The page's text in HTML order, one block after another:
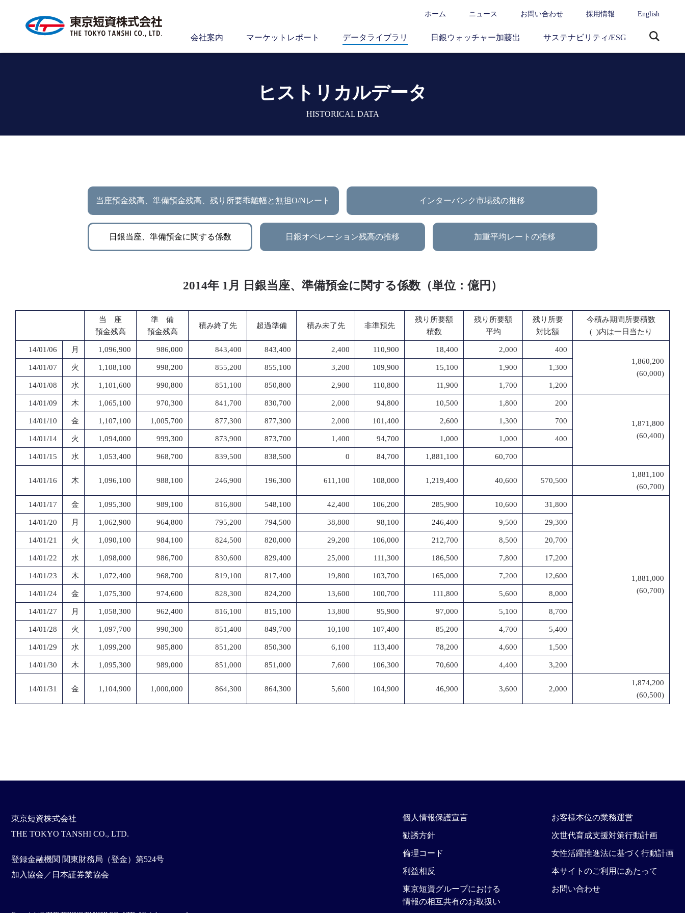
ホーム ニュース お問い合わせ 採用情報 English
会社案内 マーケットレポート データライブラリ 日銀ウォッチャー加藤出 サステナビリティ/ESG
ヒストリカルデータ
HISTORICAL DATA
当座預金残高、準備預金残高、残り所要乖離幅と無担O/Nレート インターバンク市場残の推移
日銀当座、準備預金に関する係数 日銀オペレーション残高の推移 加重平均レートの推移
2014年 1月 日銀当座、準備預金に関する係数（単位：億円）
当 座
預金残高
準 備
預金残高
積み終了先 超過準備 積み未了先 非準預先
残り所要額
積数
残り所要額
平均
残り所要
対比額
今積み期間所要積数
( )内は一日当たり
14/01/06 月 1,096,900 986,000 843,400 843,400 2,400 110,900 18,400 2,000
400
1,860,200
(60,000)
14/01/07 火 1,108,100 998,200 855,200 855,100 3,200 109,900 15,100 1,900 1,300
14/01/08 水 1,101,600 990,800 851,100 850,800 2,900 110,800 11,900 1,700 1,200
14/01/09 木 1,065,100 970,300 841,700 830,700 2,000 94,800 10,500 1,800 200
1,871,800
(60,400)
14/01/10 金 1,107,100 1,005,700 877,300 877,300 2,000 101,400 2,600 1,300 700
14/01/14 火 1,094,000 999,300 873,900 873,700 1,400 94,700 1,000 1,000 400
14/01/15 水 1,053,400 968,700 839,500 838,500 0 84,700 1,881,100 60,700
14/01/16 木 1,096,100 988,100 246,900 196,300 611,100 108,000 1,219,400 40,600 570,500
1,881,100
(60,700)
14/01/17 金 1,095,300 989,100 816,800 548,100 42,400 106,200 285,900 10,600 31,800
1,881,000
(60,700)
14/01/20 月 1,062,900 964,800 795,200 794,500 38,800 98,100 246,400 9,500 29,300
14/01/21 火 1,090,100 984,100 824,500 820,000 29,200 106,000 212,700 8,500 20,700
14/01/22 水 1,098,000 986,700 830,600 829,400 25,000 111,300 186,500 7,800 17,200
14/01/23 木 1,072,400 968,700 819,100 817,400 19,800 103,700 165,000 7,200 12,600
14/01/24 金 1,075,300 974,600 828,300 824,200 13,600 100,700 111,800 5,600 8,000
14/01/27 月 1,058,300 962,400 816,100 815,100 13,800 95,900 97,000 5,100 8,700
14/01/28 火 1,097,700 990,300 851,400 849,700 10,100 107,400 85,200 4,700 5,400
14/01/29 水 1,099,200 985,800 851,200 850,300 6,100 113,400 78,200 4,600 1,500
14/01/30 木 1,095,300 989,000 851,000 851,000 7,600 106,300 70,600 4,400 3,200
14/01/31 金 1,104,900 1,000,000 864,300 864,300 5,600 104,900 46,900 3,600 2,000
1,874,200
(60,500)
東京短資株式会社
THE TOKYO TANSHI CO., LTD.
登録金融機関 関東財務局（登金）第524号
加入協会／日本証券業協会
個人情報保護宣言
勧誘方針
倫理コード
利益相反
東京短資グループにおける
情報の相互共有のお取扱い
お客様本位の業務運営
次世代育成支援対策行動計画
女性活躍推進法に基づく行動計画
本サイトのご利用にあたって
お問い合わせ